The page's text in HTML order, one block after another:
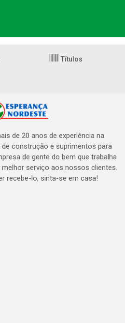
Títulos
de 20 anos de experiência na
construção e suprimentos para
de gente do bem que trabalha
serviço aos nossos clientes.
recebe-lo, sinta-se em casa!